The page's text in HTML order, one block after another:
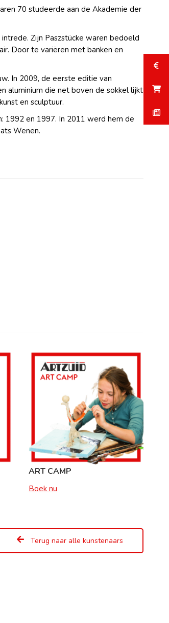
70 studeerde aan de Akademie der
Zijn Paszstücke waren bedoeld
Door te variëren met banken en
In 2009, de eerste editie van
aluminium die net boven de sokkel lijkt
en sculptuur.
1992 en 1997. In 2011 werd hem de
Wenen.
ART CAMP
Boek nu
Terug naar alle kunstenaars